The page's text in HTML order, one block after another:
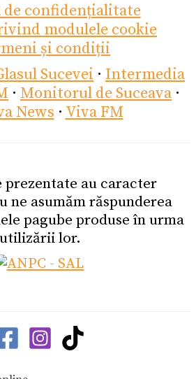
de confidențialitate
modulele cookie
și condiții
Sucevei · Intermedia
· Monitorul de Suceava ·
News · Viva FM
au caracter
ne asumăm răspunderea
pagube produse în urma
utilizării lor.